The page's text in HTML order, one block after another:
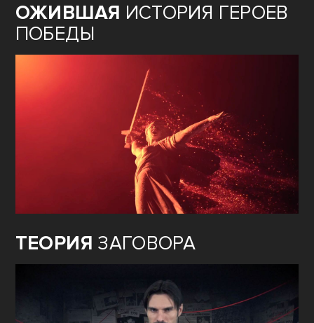
ОЖИВШАЯ ИСТОРИЯ ГЕРОЕВ
ПОБЕДЫ
ТЕОРИЯ ЗАГОВОРА